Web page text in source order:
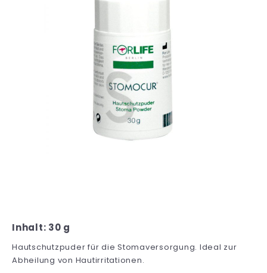
Inhalt: 30 g
Hautschutzpuder für die Stomaversorgung. Ideal zur
Abheilung von Hautirritationen.